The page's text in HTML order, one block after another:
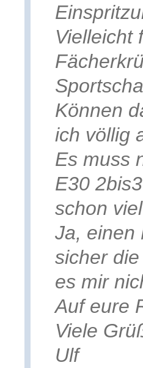
Vielleicht
Können
ich völlig
Es muss
E30
schon
Ja, einen
sicher
es mir
Auf eure
Viele
Ulf